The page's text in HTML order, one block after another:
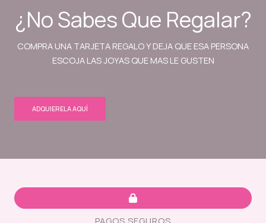
¿No Sabes Que Regalar?
COMPRA UNA TARJETA REGALO Y DEJA QUE ESA PERSONA
ESCOJA LAS JOYAS QUE MAS LE GUSTEN
ADQUIERELA AQUÍ